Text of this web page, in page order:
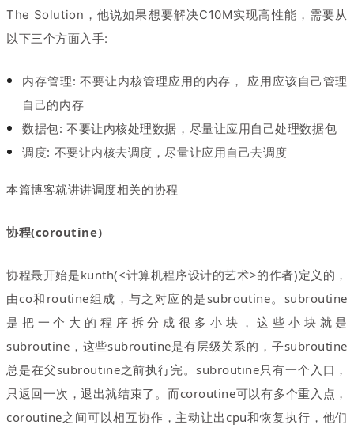
The Solution，他说如果想要解决C10M实现高性能，需要从
以下三个方面入手:
内存管理: 不要让内核管理应用的内存， 应用应该自己管理
自己的内存
数据包: 不要让内核处理数据，尽量让应用自己处理数据包
调度: 不要让内核去调度，尽量让应用自己去调度
本篇博客就讲讲调度相关的协程
协程(coroutine)
协程最开始是kunth(<计算机程序设计的艺术>的作者)定义的，
由co和routine组成，与之对应的是subroutine。subroutine
是把一个大的程序拆分成很多小块，这些小块就是
subroutine，这些subroutine是有层级关系的，子subroutine
总是在父subroutine之前执行完。subroutine只有一个入口，
只返回一次 ， 退出就结束了。而coroutine可以有多个重入点，
coroutine之间可以相互协作 ， 主动让出cpu和恢复执行 ， 他们